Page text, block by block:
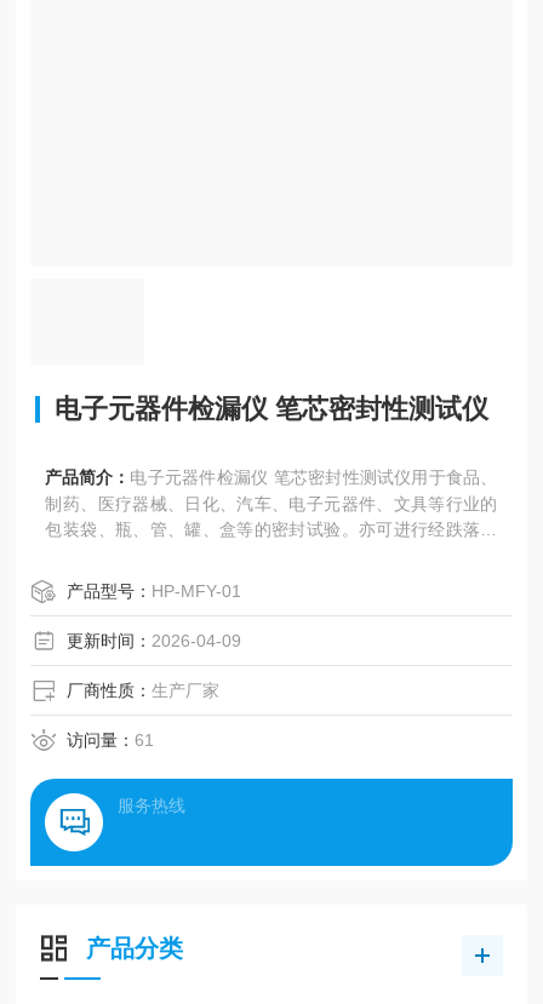
电子元器件检漏仪 笔芯密封性测试仪
产品简介： 电子元器件检漏仪 笔芯密封性测试仪用于食品、
制药、医疗器械、日化、汽车、电子元器件、文具等行业的
包装袋、瓶、管、罐、盒等的密封试验。亦可进行经跌落、
产品型号： HP-MFY-01
更新时间： 2026-04-09
厂商性质：生产厂家
访问量：61
服务热线
产品分类